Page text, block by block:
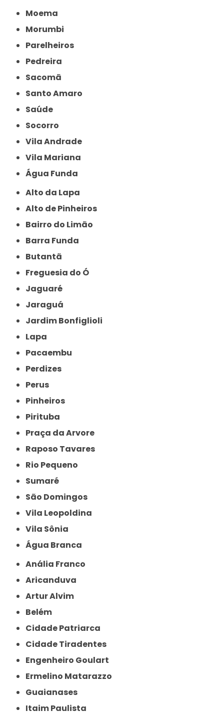
Moema
Morumbi
Parelheiros
Pedreira
Sacomã
Santo Amaro
Saúde
Socorro
Vila Andrade
Vila Mariana
Água Funda
Alto da Lapa
Alto de Pinheiros
Bairro do Limão
Barra Funda
Butantã
Freguesia do Ó
Jaguaré
Jaraguá
Jardim Bonfiglioli
Lapa
Pacaembu
Perdizes
Perus
Pinheiros
Pirituba
Praça da Arvore
Raposo Tavares
Rio Pequeno
Sumaré
São Domingos
Vila Leopoldina
Vila Sônia
Água Branca
Anália Franco
Aricanduva
Artur Alvim
Belém
Cidade Patriarca
Cidade Tiradentes
Engenheiro Goulart
Ermelino Matarazzo
Guaianases
Itaim Paulista